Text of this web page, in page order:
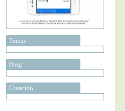
Temas
Blog
Creación